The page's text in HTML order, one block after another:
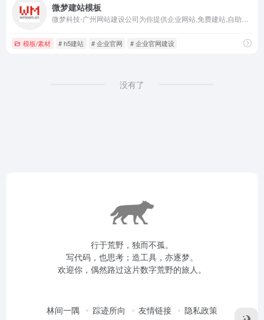
微梦建站模板
模板/素材 # h5建站 # 企业官网 # 企业官网建设
没有了
行于荒野，独而不孤。
写代码，也思考；造工具，亦逐梦。
欢迎你，偶然路过这片数字荒野的旅人。
林间一隅 踪迹所向 友情链接 隐私政策